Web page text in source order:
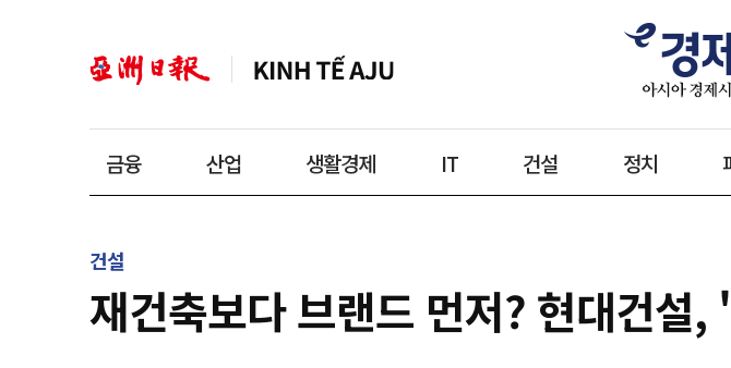
금융 산업 생활경제 IT 건설 정치
건설
재건축보다 브랜드 먼저? 현대건설